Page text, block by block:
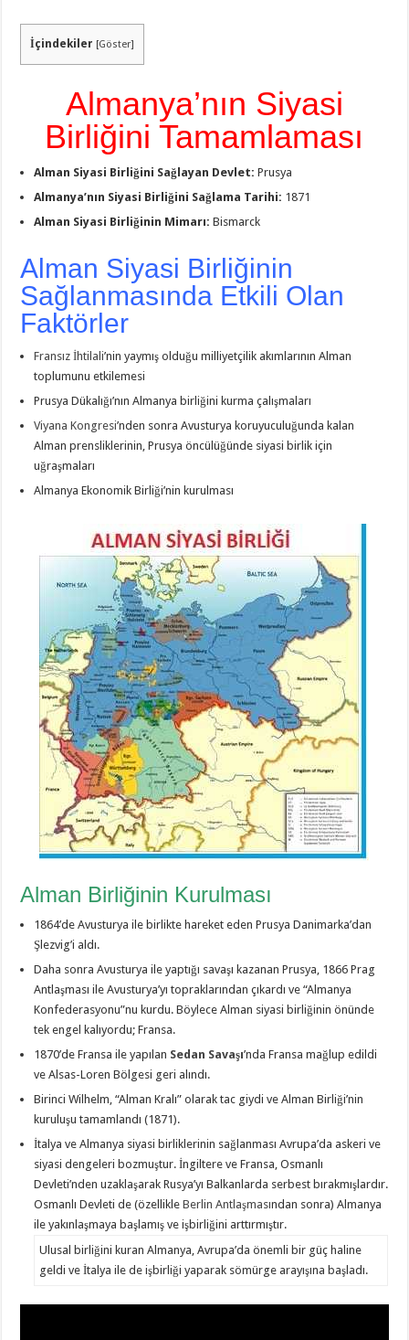
İçindekiler [Göster]
Almanya’nın Siyasi
Birliğini Tamamlaması
Alman Siyasi Birliğini Sağlayan Devlet: Prusya
Almanya’nın Siyasi Birliğini Sağlama Tarihi: 1871
Alman Siyasi Birliğinin Mimarı: Bismarck
Alman Siyasi Birliğinin
Sağlanmasında Etkili Olan
Faktörler
Fransız İhtilali’nin yaymış olduğu milliyetçilik akım­larının Alman
toplumunu etkilemesi
Prusya Dükalığı’nın Almanya birliğini kurma çalış­maları
Viyana Kongresi’nden sonra Avusturya koruyucu­luğunda kalan
Alman prensliklerinin, Prusya öncü­lüğünde siyasi birlik için
uğraşmaları
Almanya Ekonomik Birliği’nin kurulması
Alman Birliğinin Kurulması
1864’de Avusturya ile birlikte hareket eden Prusya Danimarka’dan
Şlezvig’i aldı.
Daha sonra Avusturya ile yaptığı savaşı kazanan Prusya, 1866 Prag
Antlaşması ile Avusturya’yı toprak­larından çıkardı ve “Almanya
Konfederasyonu”nu kurdu. Böylece Alman siyasi birliğinin önünde
tek engel kalıyordu; Fransa.
1870’de Fransa ile yapılan Sedan Savaşı’nda Fransa mağlup edildi
ve Alsas-Loren Bölgesi geri alındı.
Birinci Wilhelm, “Alman Kralı” olarak tac giydi ve Alman Birliği’nin
kuruluşu tamamlandı (1871).
İtalya ve Almanya siyasi birliklerinin sağlanması Avru­pa’da askeri ve
siyasi dengeleri bozmuştur. İngiltere ve Fransa, Osmanlı
Devleti’nden uzaklaşarak Rusya’yı Balkanlarda serbest bırakmışlardır.
Osmanlı Devleti de (özellikleBerlin Antlaşmasından sonra) Almanya
ile yakınlaşmaya başlamış ve işbirliğini arttırmıştır.
Ulusal birliğini kuran Almanya, Avrupa’da önemli bir güç haline
geldi ve İtalya ile de işbirliği yaparak sömür­ge arayışına başladı.